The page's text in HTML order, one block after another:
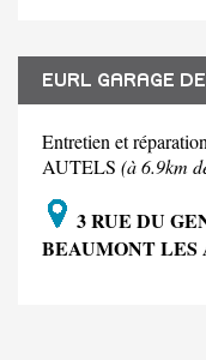
EURL GARAGE
Entretien et
AUTELS (à 6.9km
3 RUE DU
BEAUMONT LES